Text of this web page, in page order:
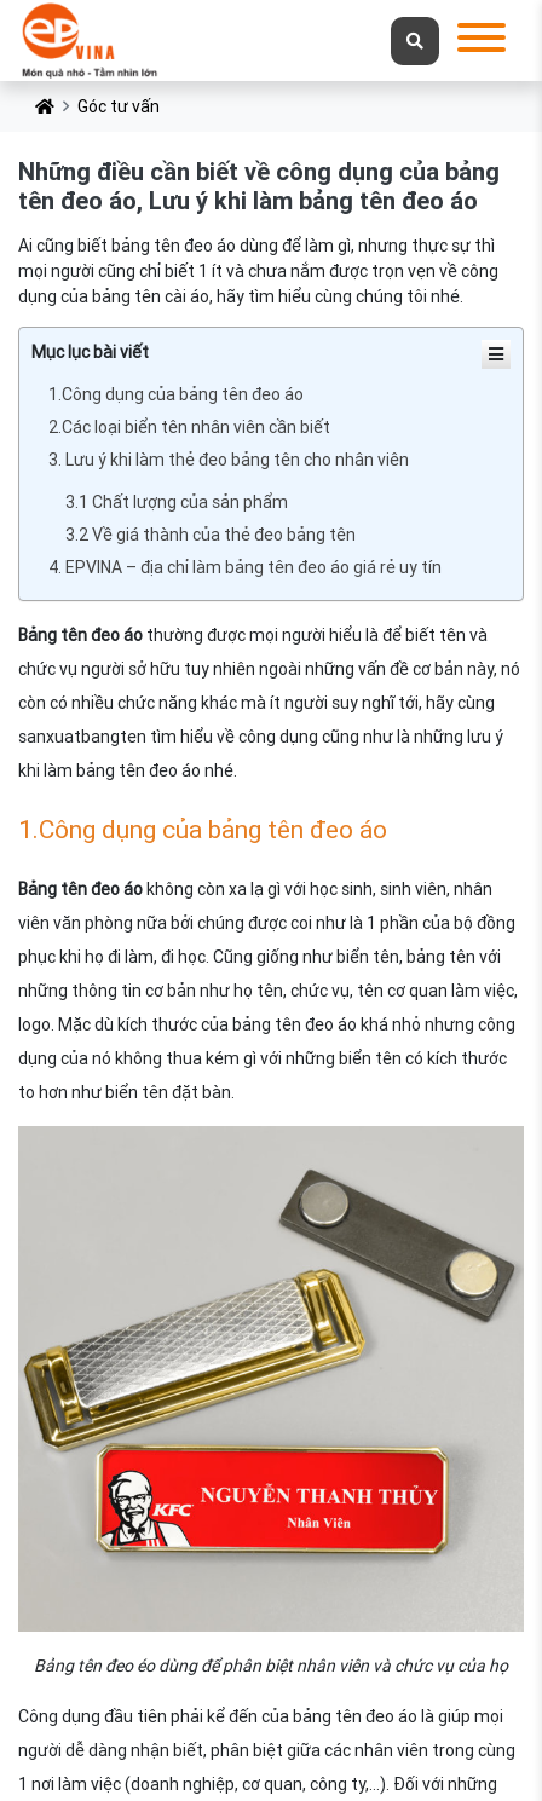
Góc tư vấn
Những điều cần biết về công dụng của bảng
tên đeo áo, Lưu ý khi làm bảng tên đeo áo
Ai cũng biết bảng tên đeo áo dùng để làm gì, nhưng thực sự thì
mọi người cũng chỉ biết 1 ít và chưa nắm được trọn vẹn về công
dụng của bảng tên cài áo, hãy tìm hiểu cùng chúng tôi nhé.
Mục lục bài viết
1.Công dụng của bảng tên đeo áo
2.Các loại biển tên nhân viên cần biết
3. Lưu ý khi làm thẻ đeo bảng tên cho nhân viên
3.1 Chất lượng của sản phẩm
3.2 Về giá thành của thẻ đeo bảng tên
4. EPVINA – địa chỉ làm bảng tên đeo áo giá rẻ uy tín
Bảng tên đeo áo thường được mọi người hiểu là để biết tên và
chức vụ người sở hữu tuy nhiên ngoài những vấn đề cơ bản này, nó
còn có nhiều chức năng khác mà ít người suy nghĩ tới, hãy cùng
sanxuatbangten tìm hiểu về công dụng cũng như là những lưu ý
khi làm bảng tên đeo áo nhé.
1.Công dụng của bảng tên đeo áo
Bảng tên đeo áo không còn xa lạ gì với học sinh, sinh viên, nhân
viên văn phòng nữa bởi chúng được coi như là 1 phần của bộ đồng
phục khi họ đi làm, đi học. Cũng giống như biển tên, bảng tên với
những thông tin cơ bản như họ tên, chức vụ, tên cơ quan làm việc,
logo. Mặc dù kích thước của bảng tên đeo áo khá nhỏ nhưng công
dụng của nó không thua kém gì với những biển tên có kích thước
to hơn như biển tên đặt bàn.
Bảng tên đeo éo dùng để phân biệt nhân viên và chức vụ của họ
Công dụng đầu tiên phải kể đến của bảng tên đeo áo là giúp mọi
người dễ dàng nhận biết, phân biệt giữa các nhân viên trong cùng
1 nơi làm việc (doanh nghiệp, cơ quan, công ty,…). Đối với những